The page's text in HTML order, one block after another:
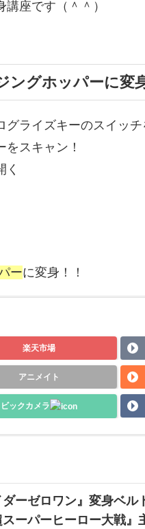
座です（＾＾）
ングホッパーに変
ライズキーのスイッチ
スキャン！
く
ーに変身！！
楽天市場
アニメイト
ビックカメラ
ダーゼロワン』変身ベ
ーパーヒーロー大戦